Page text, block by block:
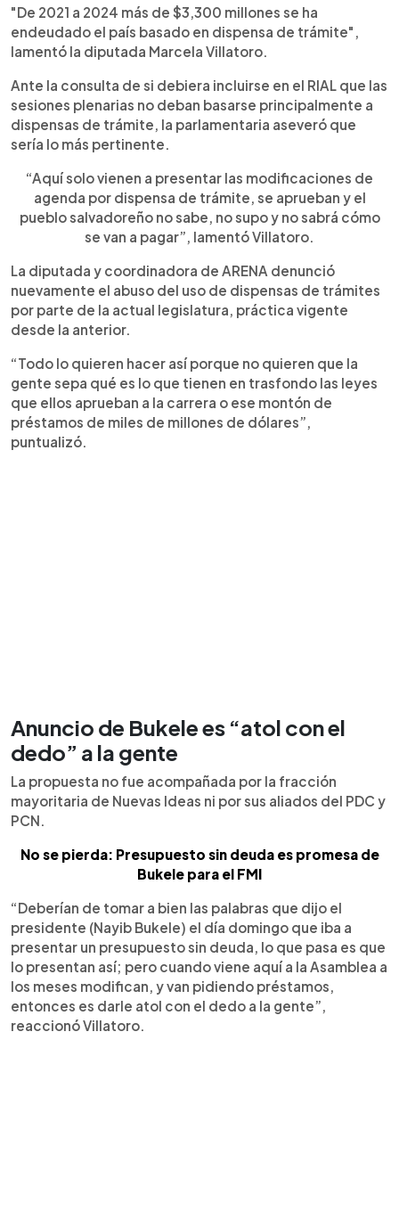
"De 2021 a 2024 más de $3,300 millones se ha
endeudado el país basado en dispensa de trámite",
lamentó la diputada Marcela Villatoro.
Ante la consulta de si debiera incluirse en el RIAL que las
sesiones plenarias no deban basarse principalmente a
dispensas de trámite, la parlamentaria aseveró que
sería lo más pertinente.
“Aquí solo vienen a presentar las modificaciones de
agenda por dispensa de trámite, se aprueban y el
pueblo salvadoreño no sabe, no supo y no sabrá cómo
se van a pagar”, lamentó Villatoro.
La diputada y coordinadora de ARENA denunció
nuevamente el abuso del uso de dispensas de trámites
por parte de la actual legislatura, práctica vigente
desde la anterior.
“Todo lo quieren hacer así porque no quieren que la
gente sepa qué es lo que tienen en trasfondo las leyes
que ellos aprueban a la carrera o ese montón de
préstamos de miles de millones de dólares”,
puntualizó.
Anuncio de Bukele es “atol con el
dedo” a la gente
La propuesta no fue acompañada por la fracción
mayoritaria de Nuevas Ideas ni por sus aliados del PDC y
PCN.
No se pierda: Presupuesto sin deuda es promesa de
Bukele para el FMI
“Deberían de tomar a bien las palabras que dijo el
presidente (Nayib Bukele) el día domingo que iba a
presentar un presupuesto sin deuda, lo que pasa es que
lo presentan así; pero cuando viene aquí a la Asamblea a
los meses modifican, y van pidiendo préstamos,
entonces es darle atol con el dedo a la gente”,
reaccionó Villatoro.